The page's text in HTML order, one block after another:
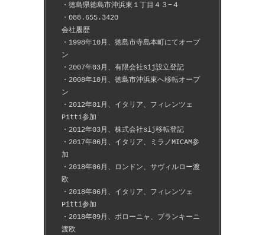
・徳島県徳島市沖浜東１丁目４３−４
・088.655.3420
会社履歴
・1998年10月、徳島市寺島本町にてオープ
ン
・2007年03月、有限会社sij設立登記
・2008年10月、徳島市沖浜東へ移転オープ
ン
・2012年01月、イタリア、フィレンツェ
Pitti参加
・2012年03月、株式会社sij移転登記
・2017年06月、イタリア、ミラノMICAM参
加
・2018年06月、ロンドン、サヴィルロー渡
欧
・2018年06月、イタリア、フィレンツェ
Pitti参加
・2018年09月、ボローニャ、ブランキーニ
渡欧